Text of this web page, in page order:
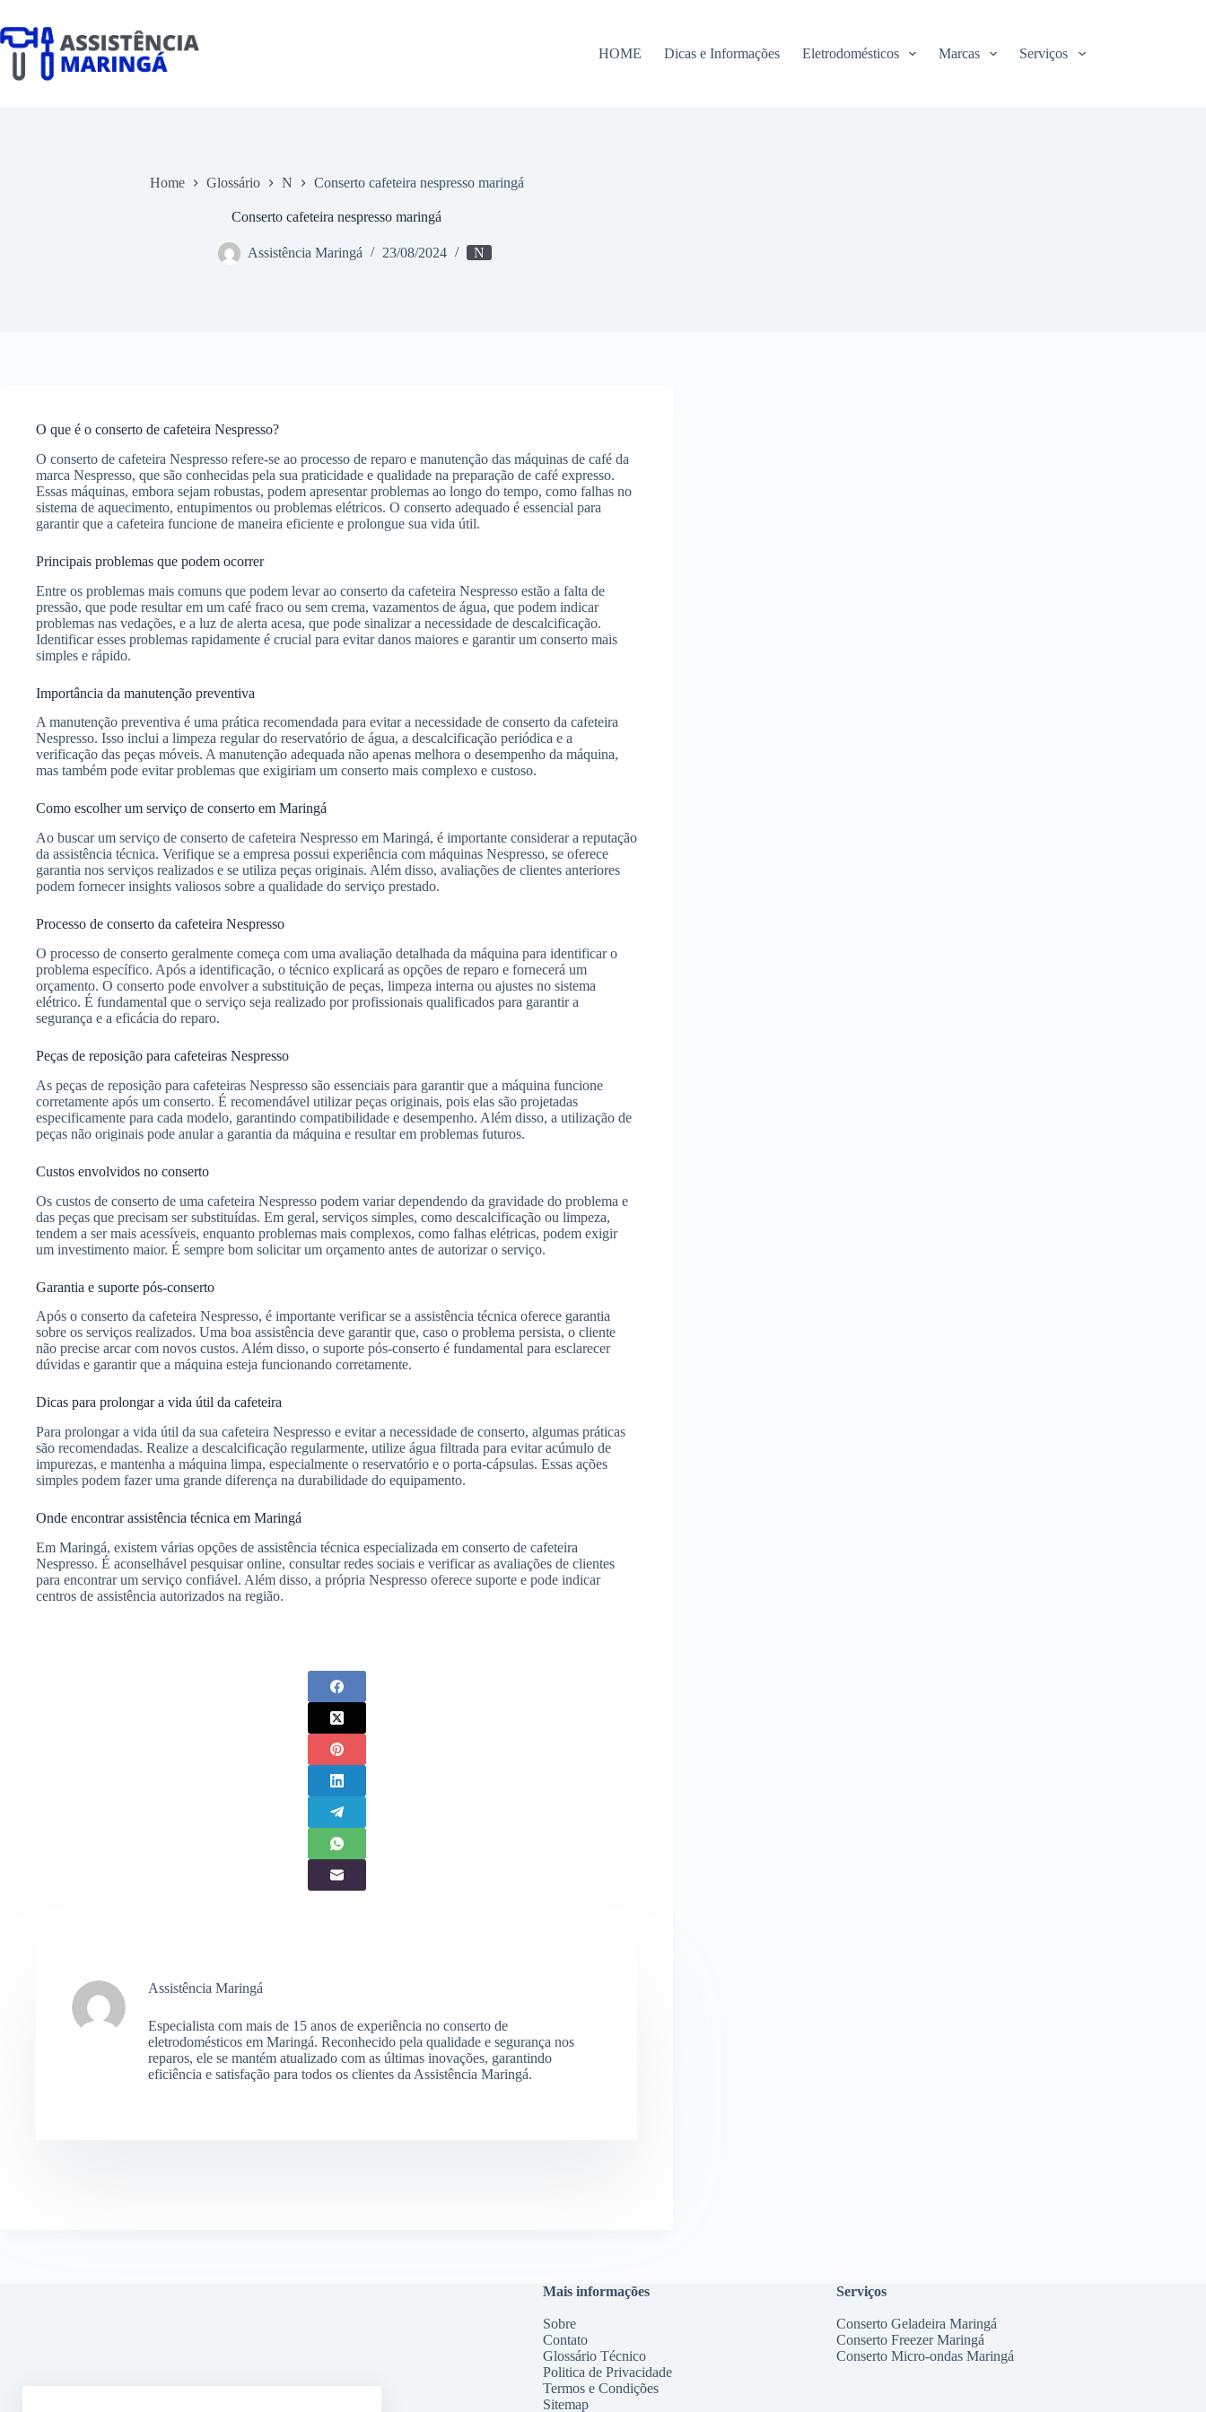
o
conteúdo
HOME Dicas e Informações Eletrodomésticos Marcas Serviços
Home Glossário N Conserto cafeteira nespresso maringá
Conserto cafeteira nespresso maringá
Assistência Maringá 23/08/2024 N
O que é o conserto de cafeteira Nespresso?
O conserto de cafeteira Nespresso refere-se ao processo de reparo e manutenção das máquinas de café da
marca Nespresso, que são conhecidas pela sua praticidade e qualidade na preparação de café expresso.
Essas máquinas, embora sejam robustas, podem apresentar problemas ao longo do tempo, como falhas no
sistema de aquecimento, entupimentos ou problemas elétricos. O conserto adequado é essencial para
garantir que a cafeteira funcione de maneira eficiente e prolongue sua vida útil.
Principais problemas que podem ocorrer
Entre os problemas mais comuns que podem levar ao conserto da cafeteira Nespresso estão a falta de
pressão, que pode resultar em um café fraco ou sem crema, vazamentos de água, que podem indicar
problemas nas vedações, e a luz de alerta acesa, que pode sinalizar a necessidade de descalcificação.
Identificar esses problemas rapidamente é crucial para evitar danos maiores e garantir um conserto mais
simples e rápido.
Importância da manutenção preventiva
A manutenção preventiva é uma prática recomendada para evitar a necessidade de conserto da cafeteira
Nespresso. Isso inclui a limpeza regular do reservatório de água, a descalcificação periódica e a
verificação das peças móveis. A manutenção adequada não apenas melhora o desempenho da máquina,
mas também pode evitar problemas que exigiriam um conserto mais complexo e custoso.
Como escolher um serviço de conserto em Maringá
Ao buscar um serviço de conserto de cafeteira Nespresso em Maringá, é importante considerar a reputação
da assistência técnica. Verifique se a empresa possui experiência com máquinas Nespresso, se oferece
garantia nos serviços realizados e se utiliza peças originais. Além disso, avaliações de clientes anteriores
podem fornecer insights valiosos sobre a qualidade do serviço prestado.
Processo de conserto da cafeteira Nespresso
O processo de conserto geralmente começa com uma avaliação detalhada da máquina para identificar o
problema específico. Após a identificação, o técnico explicará as opções de reparo e fornecerá um
orçamento. O conserto pode envolver a substituição de peças, limpeza interna ou ajustes no sistema
elétrico. É fundamental que o serviço seja realizado por profissionais qualificados para garantir a
segurança e a eficácia do reparo.
Peças de reposição para cafeteiras Nespresso
As peças de reposição para cafeteiras Nespresso são essenciais para garantir que a máquina funcione
corretamente após um conserto. É recomendável utilizar peças originais, pois elas são projetadas
especificamente para cada modelo, garantindo compatibilidade e desempenho. Além disso, a utilização de
peças não originais pode anular a garantia da máquina e resultar em problemas futuros.
Custos envolvidos no conserto
Os custos de conserto de uma cafeteira Nespresso podem variar dependendo da gravidade do problema e
das peças que precisam ser substituídas. Em geral, serviços simples, como descalcificação ou limpeza,
tendem a ser mais acessíveis, enquanto problemas mais complexos, como falhas elétricas, podem exigir
um investimento maior. É sempre bom solicitar um orçamento antes de autorizar o serviço.
Garantia e suporte pós-conserto
Após o conserto da cafeteira Nespresso, é importante verificar se a assistência técnica oferece garantia
sobre os serviços realizados. Uma boa assistência deve garantir que, caso o problema persista, o cliente
não precise arcar com novos custos. Além disso, o suporte pós-conserto é fundamental para esclarecer
dúvidas e garantir que a máquina esteja funcionando corretamente.
Dicas para prolongar a vida útil da cafeteira
Para prolongar a vida útil da sua cafeteira Nespresso e evitar a necessidade de conserto, algumas práticas
são recomendadas. Realize a descalcificação regularmente, utilize água filtrada para evitar acúmulo de
impurezas, e mantenha a máquina limpa, especialmente o reservatório e o porta-cápsulas. Essas ações
simples podem fazer uma grande diferença na durabilidade do equipamento.
Onde encontrar assistência técnica em Maringá
Em Maringá, existem várias opções de assistência técnica especializada em conserto de cafeteira
Nespresso. É aconselhável pesquisar online, consultar redes sociais e verificar as avaliações de clientes
para encontrar um serviço confiável. Além disso, a própria Nespresso oferece suporte e pode indicar
centros de assistência autorizados na região.
Assistência Maringá
Especialista com mais de 15 anos de experiência no conserto de
eletrodomésticos em Maringá. Reconhecido pela qualidade e segurança nos
reparos, ele se mantém atualizado com as últimas inovações, garantindo
eficiência e satisfação para todos os clientes da Assistência Maringá.
Mais informações
Sobre
Contato
Glossário Técnico
Politica de Privacidade
Termos e Condições
Sitemap
Serviços
Conserto Geladeira Maringá
Conserto Freezer Maringá
Conserto Micro-ondas Maringá